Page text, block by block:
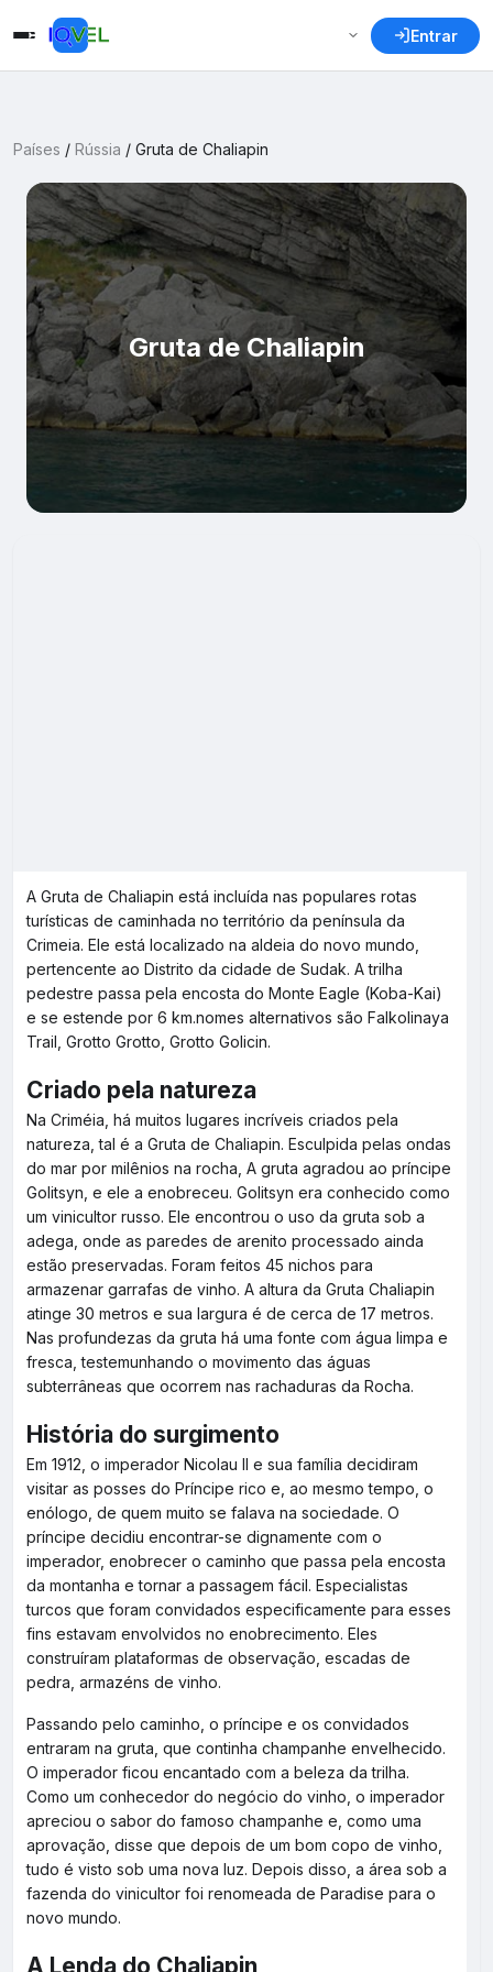
Entrar
Países / Rússia / Gruta de Chaliapin
Gruta de Chaliapin
A Gruta de Chaliapin está incluída nas populares rotas
turísticas de caminhada no território da península da
Crimeia. Ele está localizado na aldeia do novo mundo,
pertencente ao Distrito da cidade de Sudak. A trilha
pedestre passa pela encosta do Monte Eagle (Koba-Kai)
e se estende por 6 km.nomes alternativos são Falkolinaya
Trail, Grotto Grotto, Grotto Golicin.
Criado pela natureza
Na Criméia, há muitos lugares incríveis criados pela
natureza, tal é a Gruta de Chaliapin. Esculpida pelas ondas
do mar por milênios na rocha, A gruta agradou ao príncipe
Golitsyn, e ele a enobreceu. Golitsyn era conhecido como
um vinicultor russo. Ele encontrou o uso da gruta sob a
adega, onde as paredes de arenito processado ainda
estão preservadas. Foram feitos 45 nichos para
armazenar garrafas de vinho. A altura da Gruta Chaliapin
atinge 30 metros e sua largura é de cerca de 17 metros.
Nas profundezas da gruta há uma fonte com água limpa e
fresca, testemunhando o movimento das águas
subterrâneas que ocorrem nas rachaduras da Rocha.
História do surgimento
Em 1912, o imperador Nicolau II e sua família decidiram
visitar as posses do Príncipe rico e, ao mesmo tempo, o
enólogo, de quem muito se falava na sociedade. O
príncipe decidiu encontrar-se dignamente com o
imperador, enobrecer o caminho que passa pela encosta
da montanha e tornar a passagem fácil. Especialistas
turcos que foram convidados especificamente para esses
fins estavam envolvidos no enobrecimento. Eles
construíram plataformas de observação, escadas de
pedra, armazéns de vinho.
Passando pelo caminho, o príncipe e os convidados
entraram na gruta, que continha champanhe envelhecido.
O imperador ficou encantado com a beleza da trilha.
Como um conhecedor do negócio do vinho, o imperador
apreciou o sabor do famoso champanhe e, como uma
aprovação, disse que depois de um bom copo de vinho,
tudo é visto sob uma nova luz. Depois disso, a área sob a
fazenda do vinicultor foi renomeada de Paradise para o
novo mundo.
A Lenda do Chaliapin